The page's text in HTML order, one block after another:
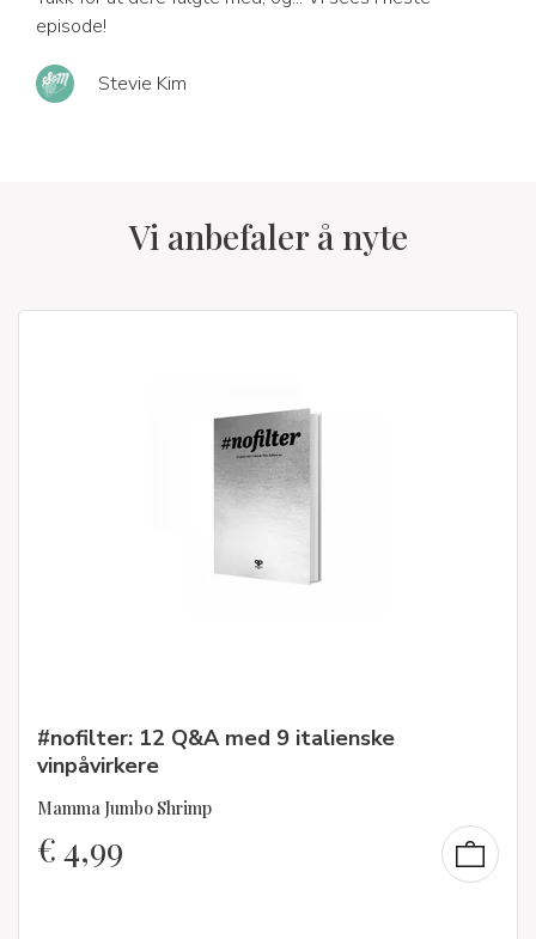
episode!
Stevie Kim
Vi anbefaler å nyte
#nofilter: 12 Q&A med 9 italienske
vinpåvirkere
Mamma Jumbo Shrimp
€4,99